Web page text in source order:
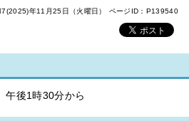
年11月25日（火曜日） ページID：P139540
午後1時30分から